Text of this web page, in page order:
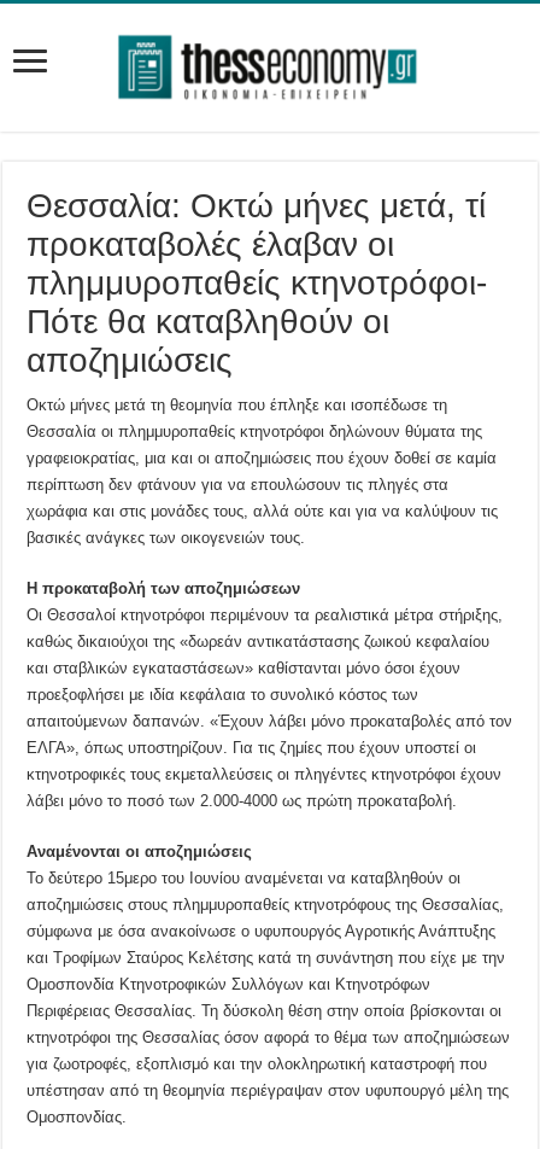
Θεσσαλία: Οκτώ μήνες μετά, τί
προκαταβολές έλαβαν οι
πλημμυροπαθείς κτηνοτρόφοι-
Πότε θα καταβληθούν οι
αποζημιώσεις
Οκτώ μήνες μετά τη θεομηνία που έπληξε και ισοπέδωσε τη
Θεσσαλία οι πλημμυροπαθείς κτηνοτρόφοι δηλώνουν θύματα της
γραφειοκρατίας, μια και οι αποζημιώσεις που έχουν δοθεί σε καμία
περίπτωση δεν φτάνουν για να επουλώσουν τις πληγές στα
χωράφια και στις μονάδες τους, αλλά ούτε και για να καλύψουν τις
βασικές ανάγκες των οικογενειών τους.
Η προκαταβολή των αποζημιώσεων
Οι Θεσσαλοί κτηνοτρόφοι περιμένουν τα ρεαλιστικά μέτρα στήριξης,
καθώς δικαιούχοι της «δωρεάν αντικατάστασης ζωικού κεφαλαίου
και σταβλικών εγκαταστάσεων» καθίστανται μόνο όσοι έχουν
προεξοφλήσει με ιδία κεφάλαια το συνολικό κόστος των
απαιτούμενων δαπανών. «Έχουν λάβει μόνο προκαταβολές από τον
ΕΛΓΑ», όπως υποστηρίζουν. Για τις ζημίες που έχουν υποστεί οι
κτηνοτροφικές τους εκμεταλλεύσεις οι πληγέντες κτηνοτρόφοι έχουν
λάβει μόνο το ποσό των 2.000-4000 ως πρώτη προκαταβολή.
Αναμένονται οι αποζημιώσεις
Το δεύτερο 15μερο του Ιουνίου αναμένεται να καταβληθούν οι
αποζημιώσεις στους πλημμυροπαθείς κτηνοτρόφους της Θεσσαλίας,
σύμφωνα με όσα ανακοίνωσε ο υφυπουργός Αγροτικής Ανάπτυξης
και Τροφίμων Σταύρος Κελέτσης κατά τη συνάντηση που είχε με την
Ομοσπονδία Κτηνοτροφικών Συλλόγων και Κτηνοτρόφων
Περιφέρειας Θεσσαλίας. Τη δύσκολη θέση στην οποία βρίσκονται οι
κτηνοτρόφοι της Θεσσαλίας όσον αφορά το θέμα των αποζημιώσεων
για ζωοτροφές, εξοπλισμό και την ολοκληρωτική καταστροφή που
υπέστησαν από τη θεομηνία περιέγραψαν στον υφυπουργό μέλη της
Ομοσπονδίας.